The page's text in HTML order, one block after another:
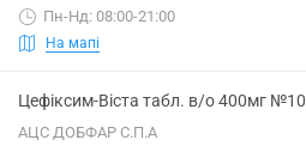
Пн-Нд: 08:00-21:00
На мапі
Цефіксим-Віста табл. в/о 400мг №10
АЦС ДОБФАР С.П.А